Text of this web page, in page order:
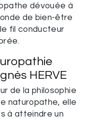
dévouée à
de bien-être
fil conducteur
HERVE
de la philosophie
naturopathe, elle
à atteindre un